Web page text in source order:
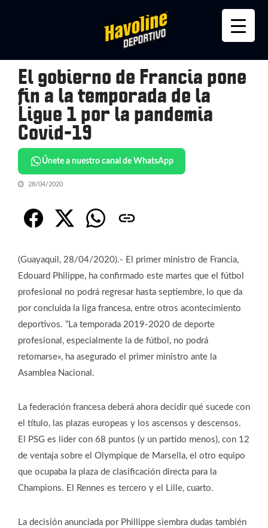
El gobierno de Francia pone
fin a la temporada de la
Ligue 1 por la pandemia
Covid-19
Únete a nuestro canal de WhatsApp
28/04/2020
(Guayaquil, 28/04/2020).- El primer ministro de Francia,
Edouard Philippe, ha confirmado este martes que el fútbol
profesional no podrá regresar hasta septiembre, lo que da
por concluida la liga francesa, entre otros acontecimiento
deportivos. “La temporada 2019-2020 de deporte
profesional, especialmente la de fútbol, no podrá
retomarse», ha asegurado el primer ministro ante la
Asamblea Nacional.
La federación francesa deberá ahora decidir qué sucede con
el título, las plazas europeas y los ascensos y descensos.
El PSG es líder con 68 puntos (y un partido menos), con 12
de ventaja sobre el Olympique de Marsella, el otro equipo
que ocupaba la plaza de clasificación directa para la
Champions. El Rennes es tercero y el Lille, cuarto.
La decisión anunciada por Phillippe siembra dudas también